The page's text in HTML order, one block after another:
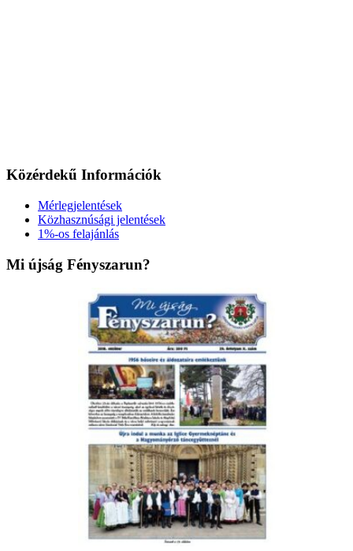
Közérdekű Információk
Mérlegjelentések
Közhasznúsági jelentések
1%-os felajánlás
Mi újság Fényszarun?